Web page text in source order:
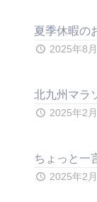
夏季休暇の
2025年8
北九州マラ
2025年2
ちょっと一
2025年2